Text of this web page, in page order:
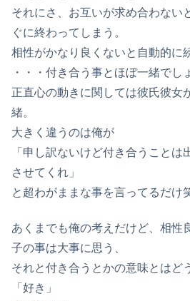
それにさ、お互いが求め合わない
ぐに終わってしまう。
相性がかなり良くないと自動的に
・・・付き合う事とほぼ一緒でし
正直心の動きに関しては彼氏彼女
緒。
大きく違うのは俺が
「申し訳ないけど付き合うことは
させてくれ」
と超わがままな事を言ってるだけ
あくまでも俺の考えだけど、相性
子の事は大事に思う、
それと付き合うとかの意味とはど
「好き」